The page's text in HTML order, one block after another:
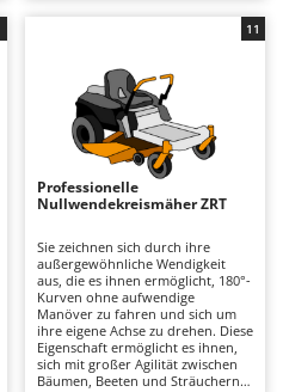
den Korb zu leeren, wenn er voll
ist, und regelmäßig die Sauberkeit
und den Verschleiß der Messer zu
überprüfen.
Professionelle
Nullwendekreismäher ZRT
Sie zeichnen sich durch ihre
außergewöhnliche Wendigkeit
aus, die es ihnen ermöglicht, 180°-
Kurven ohne aufwendige
Manöver zu fahren und sich um
ihre eigene Achse zu drehen. Diese
Eigenschaft ermöglicht es ihnen,
sich mit großer Agilität zwischen
Bäumen, Beeten und Sträuchern
11